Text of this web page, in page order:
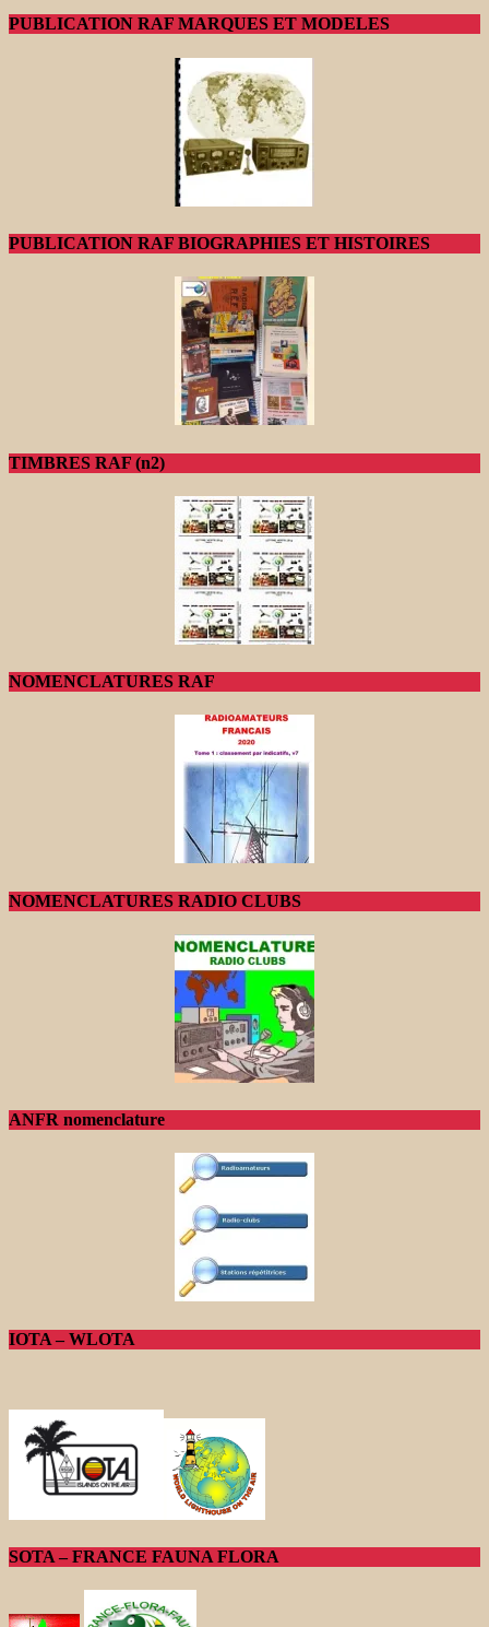
PUBLICATION RAF MARQUES ET MODELES
PUBLICATION RAF BIOGRAPHIES ET HISTOIRES
TIMBRES RAF (n2)
NOMENCLATURES RAF
NOMENCLATURES RADIO CLUBS
ANFR nomenclature
IOTA – WLOTA
SOTA – FRANCE FAUNA FLORA